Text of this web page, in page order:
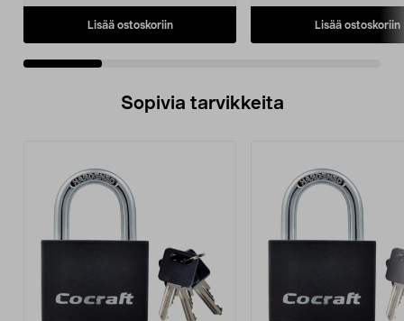
Lisää ostoskoriin Lisää ostoskoriin
Sopivia tarvikkeita